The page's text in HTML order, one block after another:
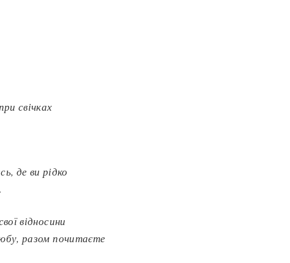
свічках
де ви рідко
відносини
разом почитаєте